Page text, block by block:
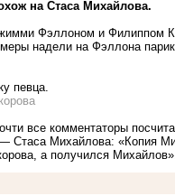
на Стаса Михайлова.
Фэллоном и Филиппом
надели на Фэллона
певца.
все комментаторы
— Стаса Михайлова: «Копия
а получился